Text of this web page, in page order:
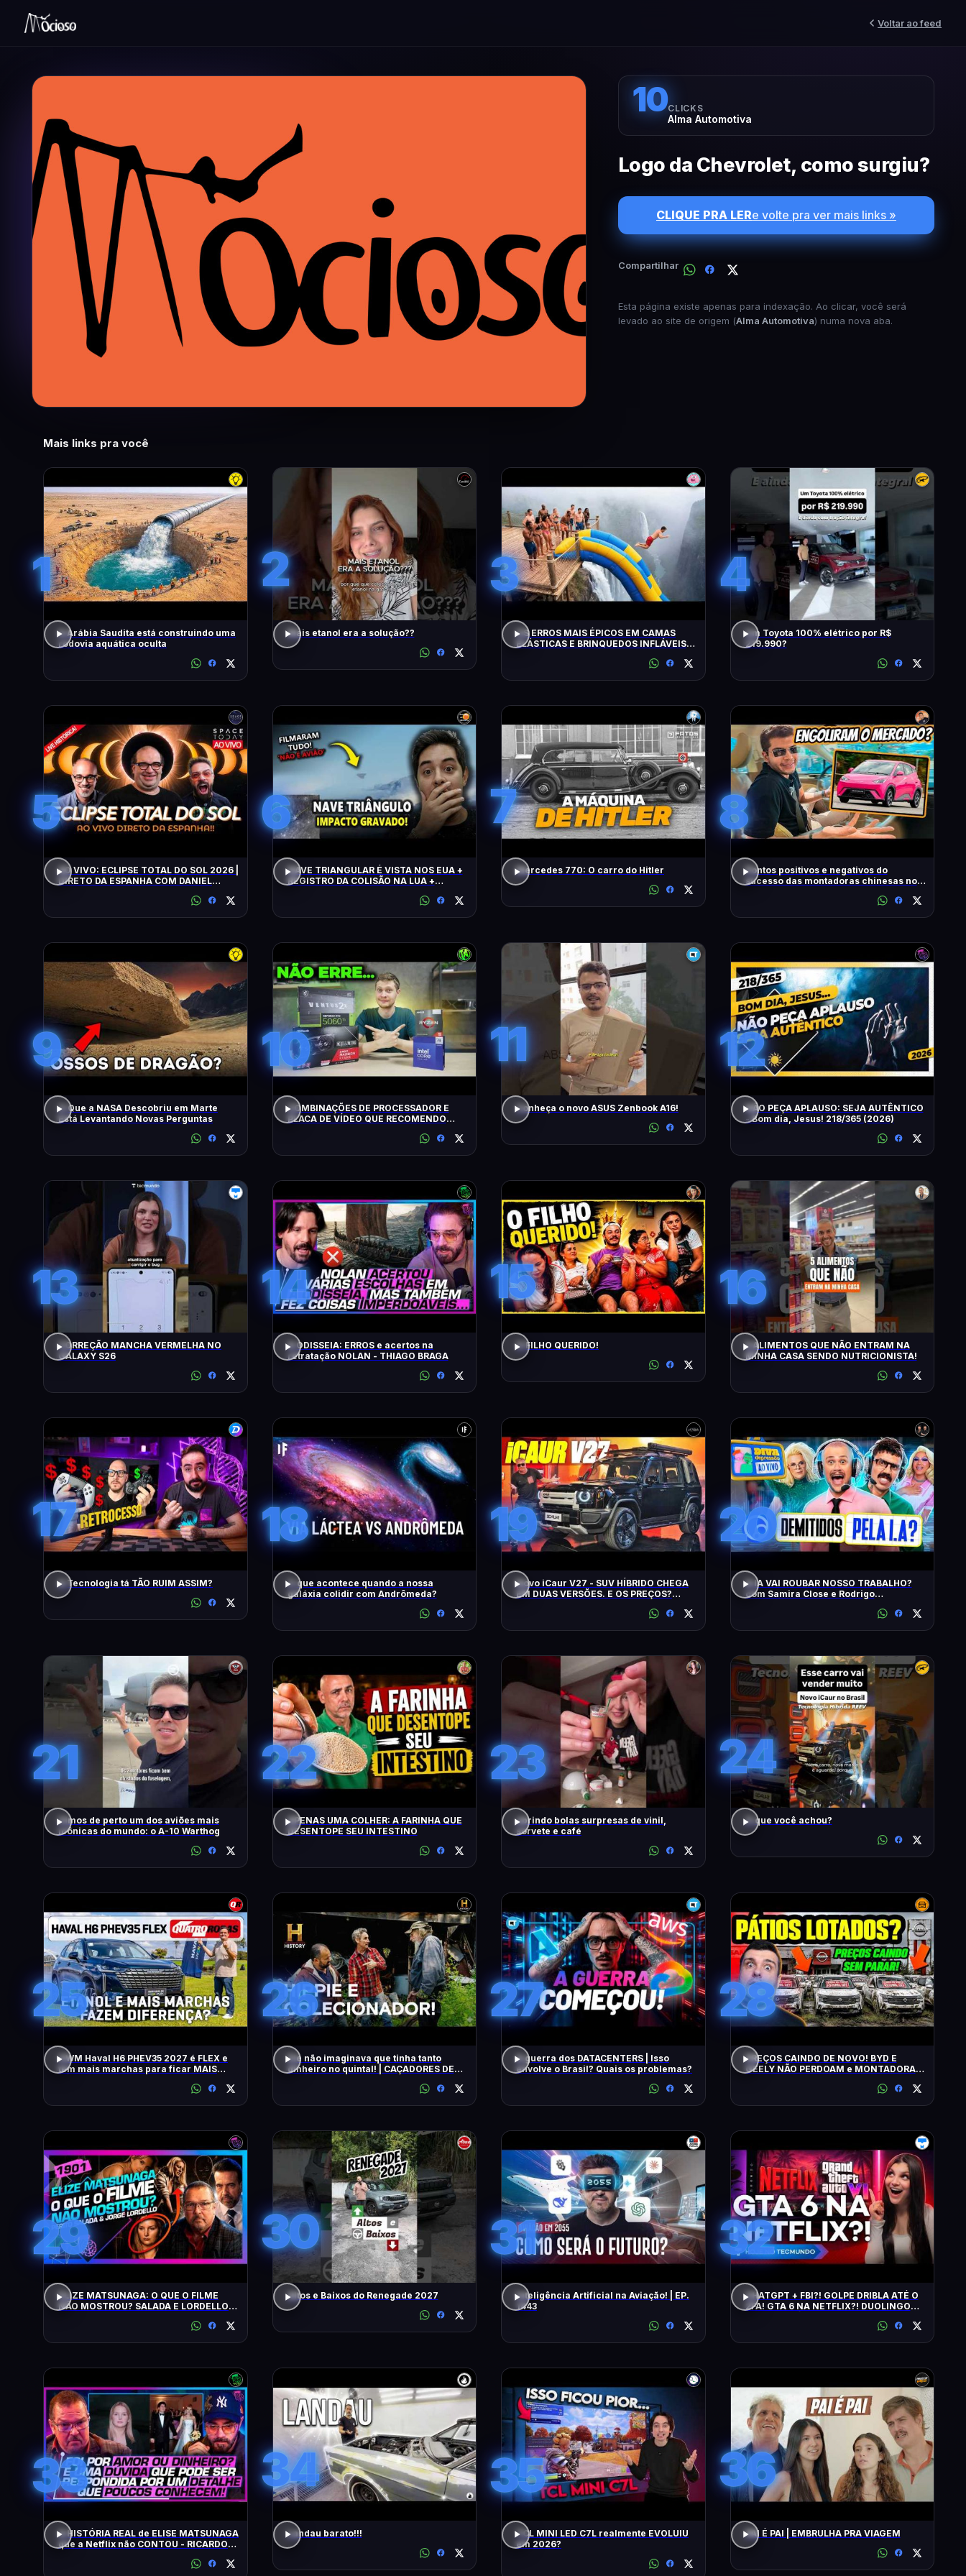
Voltar ao feed
10CLICKS
Alma Automotiva
Logo da Chevrolet, como surgiu?
CLIQUE PRA LERe volte pra ver mais links »
Compartilhar
Esta página existe apenas para indexação. Ao clicar, você será
levado ao site de origem (Alma Automotiva) numa nova aba.
Mais links pra você
1
A Arábia Saudita está construindo uma
rodovia aquática oculta
2
Mais etanol era a solução??
3
OS ERROS MAIS ÉPICOS EM CAMAS
ELÁSTICAS E BRINQUEDOS INFLÁVEIS
4
Um Toyota 100% elétrico por R$
219.990?
5
AO VIVO: ECLIPSE TOTAL DO SOL 2026 |
DIRETO DA ESPANHA COM DANIEL
6
NAVE TRIANGULAR É VISTA NOS EUA +
REGISTRO DA COLISÃO NA LUA +
7
Mercedes 770: O carro do Hitler
8
Pontos positivos e negativos do
sucesso das montadoras chinesas no
9
O Que a NASA Descobriu em Marte
Está Levantando Novas Perguntas
10
COMBINAÇÕES DE PROCESSADOR E
PLACA DE VÍDEO QUE RECOMENDO
11
Conheça o novo ASUS Zenbook A16!
12
NÃO PEÇA APLAUSO: SEJA AUTÊNTICO
- Bom dia, Jesus! 218/365 (2026)
13
CORREÇÃO MANCHA VERMELHA NO
GALAXY S26
14
A ODISSEIA: ERROS e acertos na
retratação NOLAN - THIAGO BRAGA
15
O FILHO QUERIDO!
16
5 ALIMENTOS QUE NÃO ENTRAM NA
MINHA CASA SENDO NUTRICIONISTA!
17
A Tecnologia tá TÃO RUIM ASSIM?
18
O que acontece quando a nossa
galáxia colidir com Andrômeda?
19
Novo iCaur V27 - SUV HÍBRIDO CHEGA
EM DUAS VERSÕES. E OS PREÇOS?
20
A IA VAI ROUBAR NOSSO TRABALHO?
com Samira Close e Rodrigo
21
Vimos de perto um dos aviões mais
icônicas do mundo: o A-10 Warthog
22
APENAS UMA COLHER: A FARINHA QUE
DESENTOPE SEU INTESTINO
23
abrindo bolas surpresas de vinil,
sorvete e café
24
O que você achou?
25
GWM Haval H6 PHEV35 2027 é FLEX e
tem mais marchas para ficar MAIS
26
Ele não imaginava que tinha tanto
dinheiro no quintal! | CAÇADORES DE
27
A guerra dos DATACENTERS | Isso
envolve o Brasil? Quais os problemas?
28
PREÇOS CAINDO DE NOVO! BYD E
GEELY NÃO PERDOAM e MONTADORAS
29
ELIZE MATSUNAGA: O QUE O FILME
NÃO MOSTROU? SALADA E LORDELLO -
30
Altos e Baixos do Renegade 2027
31
Inteligência Artificial na Aviação! | EP.
1443
32
CHATGPT + FBI?! GOLPE DRIBLA ATÉ O
2FA! GTA 6 NA NETFLIX?! DUOLINGO
33
A HISTÓRIA REAL de ELISE MATSUNAGA
que a Netflix não CONTOU - RICARDO
34
Landau barato!!!
35
TCL MINI LED C7L realmente EVOLUIU
em 2026?
36
PAI É PAI | EMBRULHA PRA VIAGEM